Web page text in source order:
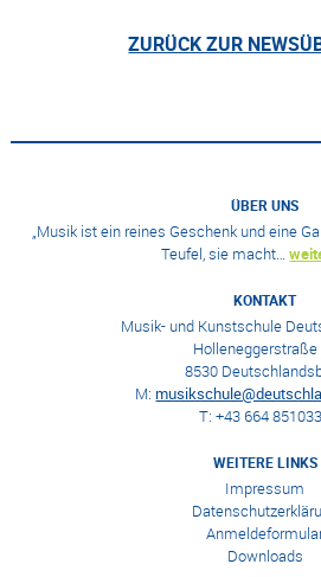
ZURÜCK ZUR
ÜBER UNS
„Musik ist ein reines Geschenk und eine
Teufel, sie macht…
KONTAKT
Musik- und Kunstschule
Holleneggerstraße
8530
M:
T: +43 664
WEITERE LINKS
Impressum
Downloads